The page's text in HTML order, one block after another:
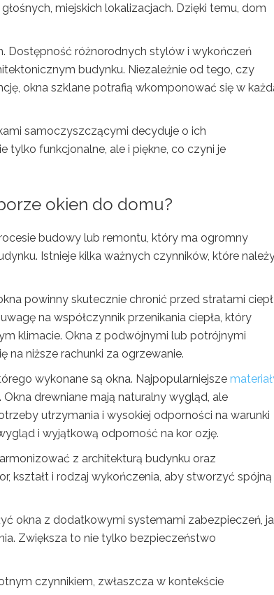
miejskich lokalizacjach. Dzięki temu, dom
Dostępność różnorodnych stylów i wykończeń
budynku. Niezależnie od tego, czy
okna szklane potrafią wkomponować się w
samoczyszczącymi decyduje o ich
tylko funkcjonalne, ale i piękne, co czyni je
okien do domu?
budowy lub remontu, który ma ogromny
Istnieje kilka ważnych czynników, które
powinny skutecznie chronić przed stratami
na współczynnik przenikania ciepła, który
klimacie. Okna z podwójnymi lub potrójnymi
na niższe rachunki za ogrzewanie.
wykonane są okna. Najpopularniejsze
drewniane mają naturalny wygląd, ale
utrzymania i wysokiej odporności na warunki
i wyjątkową odporność na kor ozję.
z architekturą budynku oraz
kształt i rodzaj wykończenia, aby stworzyć spójną
okna z dodatkowymi systemami zabezpieczeń,
Zwiększa to nie tylko bezpieczeństwo
czynnikiem, zwłaszcza w kontekście